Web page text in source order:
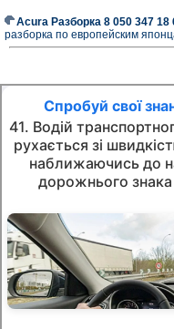
Acura Разборка 8 050 347 18
разборка по европейским